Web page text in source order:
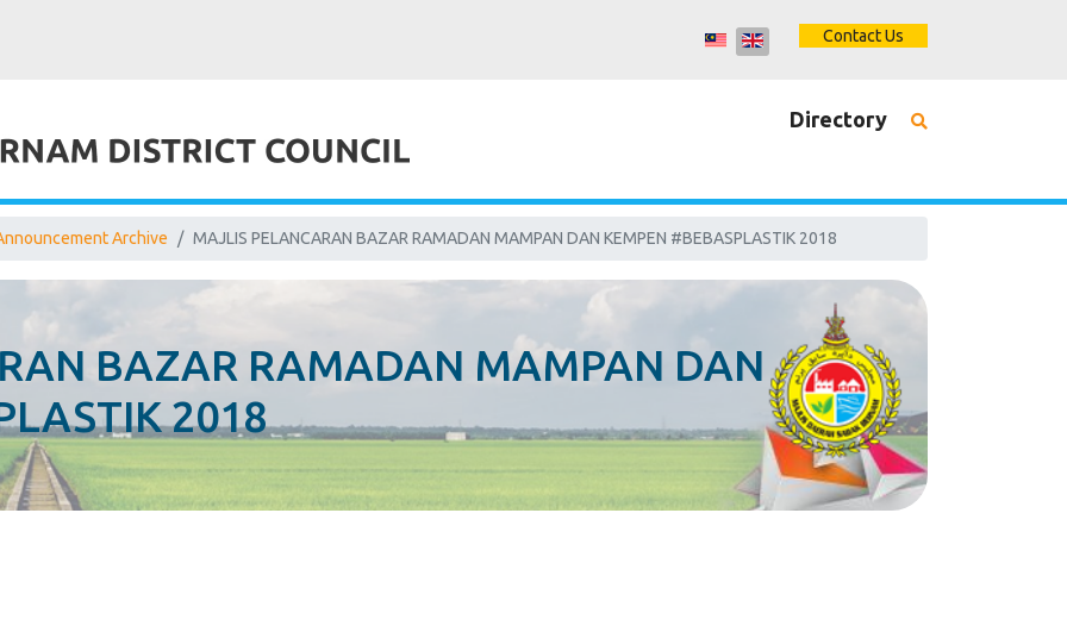
Contact Us
Directory
Archive MAJLIS PELANCARAN BAZAR RAMADAN MAMPAN DAN KEMPEN #BEBASPLASTIK 2018
BAZAR RAMADAN MAMPAN DAN
2018